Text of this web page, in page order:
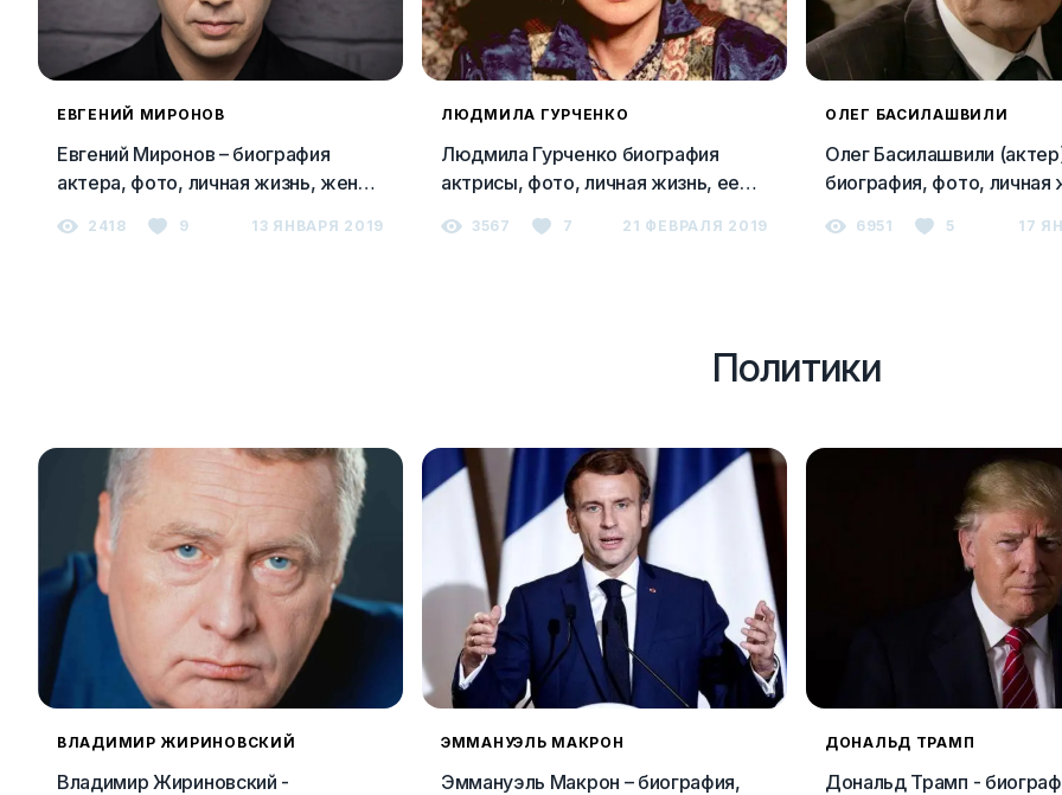
ЕВГЕНИЙ МИРОНОВ
Евгений Миронов – биография
актера, фото, личная жизнь, жена,
2418 9 13 ЯНВАРЯ 2019
ЛЮДМИЛА ГУРЧЕНКО
Людмила Гурченко биография
актрисы, фото, личная жизнь, ее
3567 7 21 ФЕВРАЛЯ 2019
ОЛЕГ БАСИЛАШВИЛИ
Олег Басилашвили
биография, фото, личная
6951 5 17
Политики
ВЛАДИМИР ЖИРИНОВСКИЙ
Владимир Жириновский -
ЭММАНУЭЛЬ МАКРОН
Эммануэль Макрон – биография,
ДОНАЛЬД ТРАМП
Дональд Трамп -